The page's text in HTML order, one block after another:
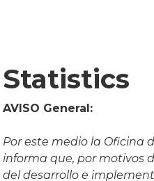
Statistics
AVISO General:
Por este medio la Oficina
informa que, por motivos
del desarrollo e